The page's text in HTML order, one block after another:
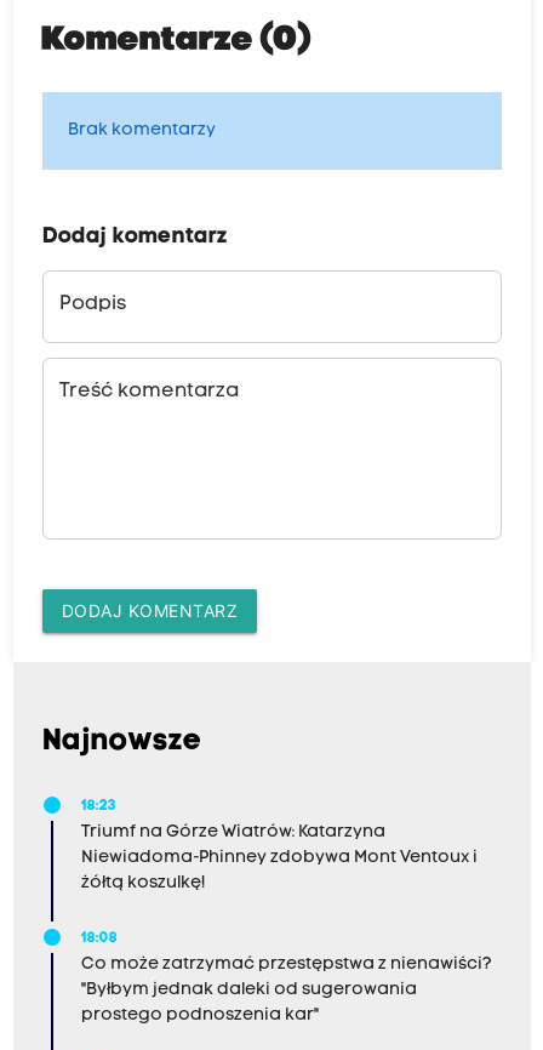
Komentarze (0)
Brak komentarzy
Dodaj komentarz
Podpis
Treść komentarza
DODAJ KOMENTARZ
Najnowsze
18:23
Triumf na Górze Wiatrów: Katarzyna
Niewiadoma-Phinney zdobywa Mont Ventoux i
żółtą koszulkę!
18:08
Co może zatrzymać przestępstwa z nienawiści?
"Byłbym jednak daleki od sugerowania
prostego podnoszenia kar"